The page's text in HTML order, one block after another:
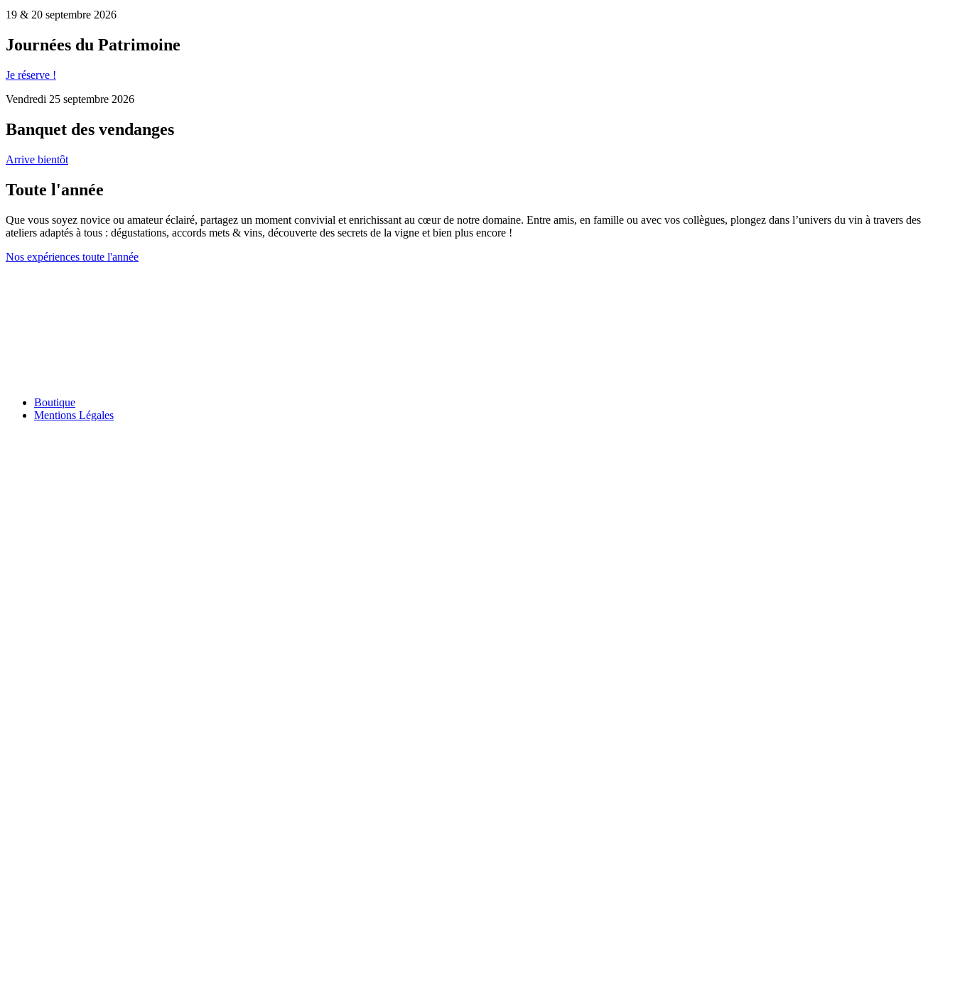
19 & 20 septembre 2026
Journées du Patrimoine
Je réserve !
Vendredi 25 septembre 2026
Banquet des vendanges
Arrive bientôt
Toute l'année
Que vous soyez novice ou amateur éclairé, partagez un moment convivial et enrichissant au cœur de notre domaine. Entre amis, en famille ou avec vos collègues, plongez dans l’univers du vin à travers des
ateliers adaptés à tous : dégustations, accords mets & vins, découverte des secrets de la vigne et bien plus encore !
Nos expériences toute l'année
Boutique
Mentions Légales